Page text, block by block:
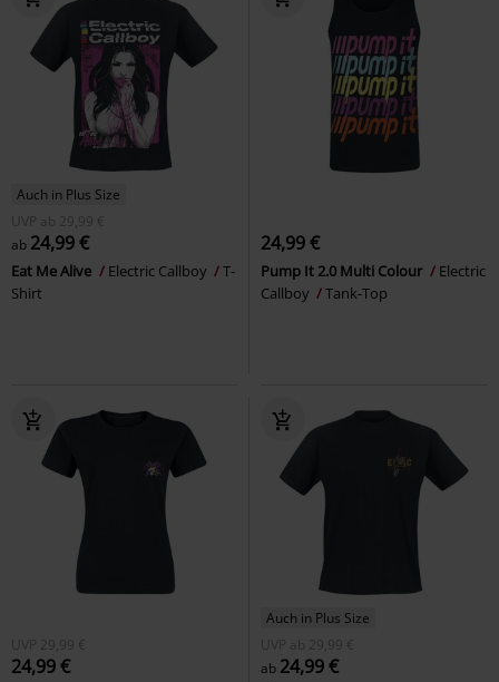
Auch in Plus Size
UVP
ab 29,99 €
ab 24,99 €
Eat Me Alive Electric Callboy
T-
Shirt
24,99 €
Pump It 2.0 Multi Colour
Electric
Callboy
Tank-Top
UVP 29,99 €
24,99 €
Auch in Plus Size
UVP
ab 29,99 €
ab 24,99 €